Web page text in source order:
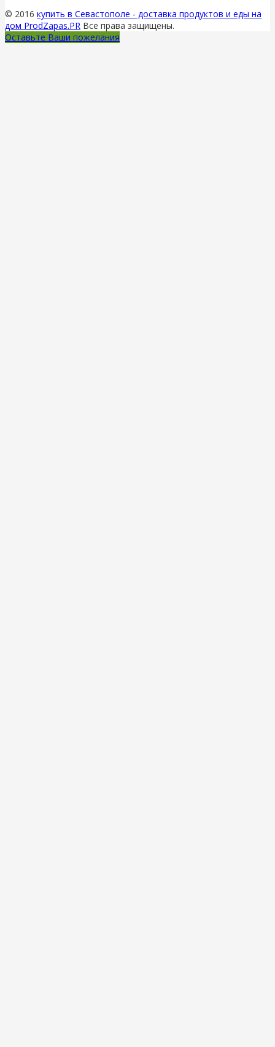
© 2016 купить в Севастополе - доставка продуктов и еды на
дом ProdZapas.PR Все права защищены.
Оставьте Ваши пожелания